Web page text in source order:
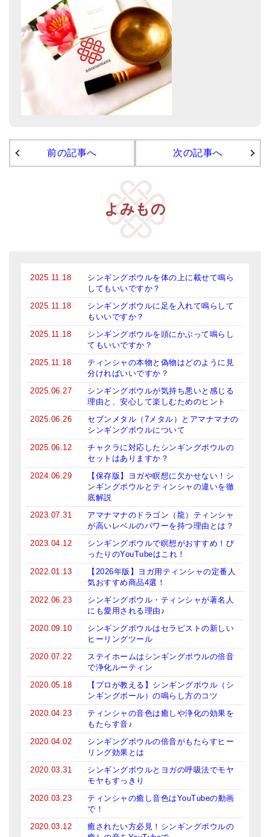
About Us
メールお便り登録
LINEお友だち登録
前の記事へ 次の記事へ
よみもの
2025.11.18
シンギングボウルを体の上に載せて鳴ら
してもいいですか？
2025.11.18
シンギングボウルに足を入れて鳴らして
もいいですか？
2025.11.18
シンギングボウルを頭にかぶって鳴らし
てもいいですか？
2025.11.18
ティンシャの本物と偽物はどのように見
分ければいいですか？
2025.06.27
シンギングボウルが気持ち悪いと感じる
理由と、安心して楽しむためのヒント
2025.06.26
セブンメタル（7メタル）とアマナマナの
シンギングボウルについて
2025.06.12
チャクラに対応したシンギングボウルの
セットはありますか？
2024.06.29
【保存版】ヨガや瞑想に欠かせない！シ
ンギングボウルとティンシャの違いを徹
底解説
2023.07.31
アマナマナのドラゴン（龍）ティンシャ
が高いレベルのパワーを持つ理由とは？
2023.04.12
シンギングボウルで瞑想がおすすめ！ぴ
ったりのYouTubeはこれ！
2022.01.13
【2026年版】ヨガ用ティンシャの定番人
気おすすめ商品4選！
2022.06.23
シンギングボウル・ティンシャが著名人
にも愛用される理由♪
2020.09.10
シンギングボウルはセラピストの新しい
ヒーリングツール
2020.07.22
ステイホームはシンギングボウルの倍音
で浄化ルーティン
2020.05.18
【プロが教える】シンギングボウル（シ
ンギングボール）の鳴らし方のコツ
2020.04.23
ティンシャの音色は癒しや浄化の効果を
もたらす音♪
2020.04.02
シンギングボウルの倍音がもたらすヒー
リング効果とは
2020.03.31
シンギングボウルとヨガの呼吸法でモヤ
モヤもすっきり
2020.03.23
ティンシャの癒し音色はYouTubeの動画
で！
2020.03.12
癒されたい方必見！シンギングボウルの